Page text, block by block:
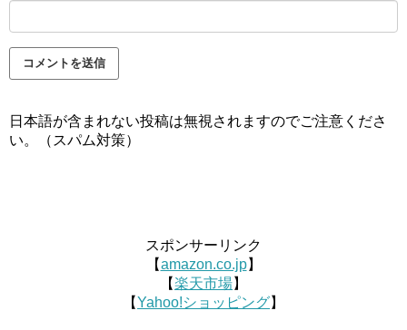
日本語が含まれない投稿は無視されますのでご注意くださ
い。（スパム対策）
スポンサーリンク
【amazon.co.jp】
【楽天市場】
【Yahoo!ショッピング】